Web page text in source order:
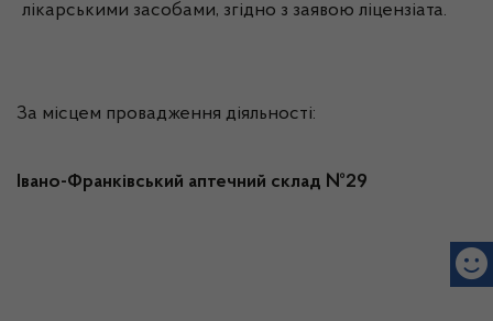
лікарськими засобами, згідно з заявою ліцензіата.
За місцем провадження діяльності:
Івано-Франківський аптечний склад №29